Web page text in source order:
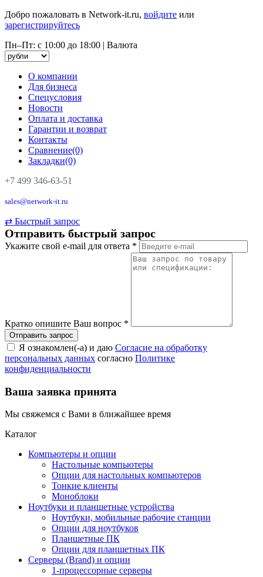
Добро пожаловать в Network-it.ru, войдите или
зарегистрируйтесь
Пн–Пт: с 10:00 до 18:00 | Валюта
О компании
Для бизнеса
Спецусловия
Новости
Оплата и доставка
Гарантии и возврат
Контакты
Сравнение(0)
Закладки(0)
+7 499 346-63-51
sales@network-it.ru
⇄ Быстрый запрос
Отправить быстрый запрос
Укажите свой e-mail для ответа *
Кратко опишите Ваш вопрос *
Я ознакомлен(-а) и даю Согласие на обработку
персональных данных согласно Политике
конфиденциальности
Ваша заявка принята
Мы свяжемся с Вами в ближайшее время
Каталог
Компьютеры и опции
Настольные компьютеры
Опции для настольных компьютеров
Тонкие клиенты
Моноблоки
Ноутбуки и планшетные устройства
Ноутбуки, мобильные рабочие станции
Опции для ноутбуков
Планшетные ПК
Опции для планшетных ПК
Серверы (Brand) и опции
1-процессорные серверы